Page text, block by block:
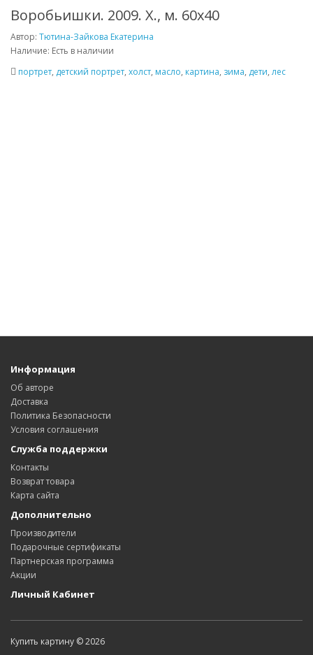
Воробьишки. 2009. Х., м. 60х40
Автор: Тютина-Зайкова Екатерина
Наличие: Есть в наличии
портрет, детский портрет, холст, масло, картина, зима, дети, лес
Информация
Об авторе
Доставка
Политика Безопасности
Условия соглашения
Служба поддержки
Контакты
Возврат товара
Карта сайта
Дополнительно
Производители
Подарочные сертификаты
Партнерская программа
Акции
Личный Кабинет
Купить картину © 2026